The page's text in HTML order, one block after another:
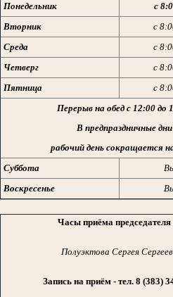
Понедельник
с
Вторник
с
Среда
с
Четверг
с
Пятница
с
Перерыв на обед с 12:00 до
В предпраздничные дни
рабочий день сокращается
Суббота
Воскресенье
Часы приёма председателя
Полуэктова Сергея
Запись на приём - тел. 8 (383)